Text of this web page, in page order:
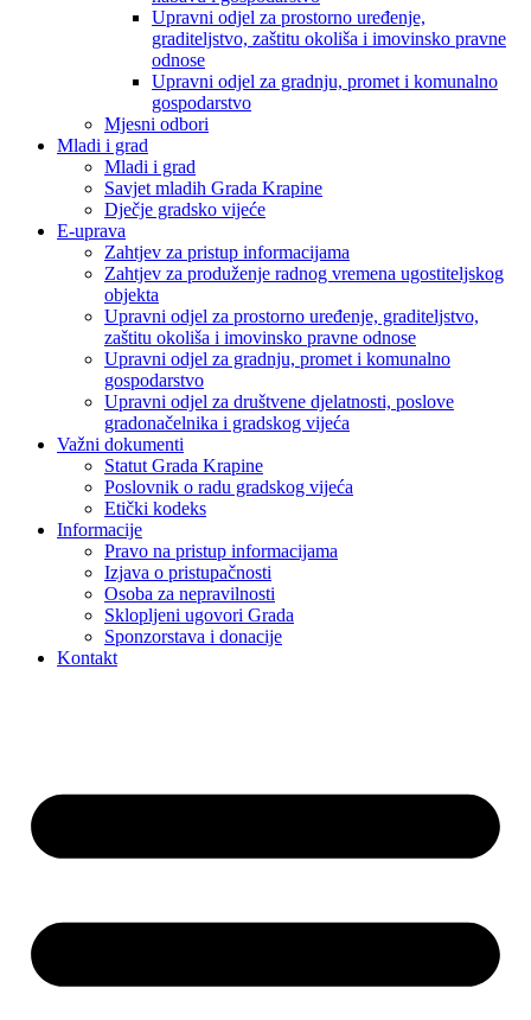
Upravni odjel za prostorno uređenje,
graditeljstvo, zaštitu okoliša i imovinsko pravne
odnose
Upravni odjel za gradnju, promet i komunalno
gospodarstvo
Mjesni odbori
Mladi i grad
Mladi i grad
Savjet mladih Grada Krapine
Dječje gradsko vijeće
E-uprava
Zahtjev za pristup informacijama
Zahtjev za produženje radnog vremena ugostiteljskog
objekta
Upravni odjel za prostorno uređenje, graditeljstvo,
zaštitu okoliša i imovinsko pravne odnose
Upravni odjel za gradnju, promet i komunalno
gospodarstvo
Upravni odjel za društvene djelatnosti, poslove
gradonačelnika i gradskog vijeća
Važni dokumenti
Statut Grada Krapine
Poslovnik o radu gradskog vijeća
Etički kodeks
Informacije
Pravo na pristup informacijama
Izjava o pristupačnosti
Osoba za nepravilnosti
Sklopljeni ugovori Grada
Sponzorstava i donacije
Kontakt